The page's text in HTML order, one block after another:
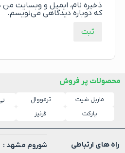
ذخیره نام، ایمیل و وبسایت من
که دوباره دیدگاهی می‌نویسم.
محصولات پر فروش
ماربل شیت ترمووال
پارکت
قرنیز
راه های ارتباطی
شوروم مشهد :